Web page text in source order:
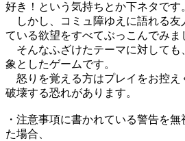
好き！という気持ちとか下ネタです
しかし、コミュ障ゆえに語れる友
ている欲望をすべてぶっこんでみま
そんなふざけたテーマに対しても
象としたゲームです。
怒りを覚える方はプレイをお控え
破壊する恐れがあります。
・注意事項に書かれている警告を
た場合、